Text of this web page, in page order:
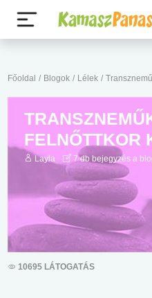
Főoldal / Blogok / Lélek /
FELNŐTTKOR
Layla 7 db bejegyzés a
10695 LÁTOGATÁS